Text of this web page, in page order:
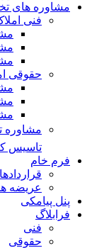
مشاوره های
فنی
حقوقی
مشاوره
تاسیس
فرم خام
عریضه
پنل پیامکی
فرابلاگ
فنی
حقوقی